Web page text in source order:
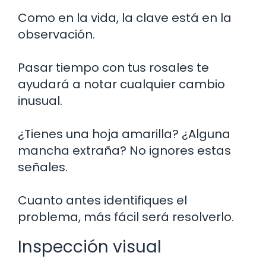
Como en la vida, la clave está en la
observación.
Pasar tiempo con tus rosales te
ayudará a notar cualquier cambio
inusual.
¿Tienes una hoja amarilla? ¿Alguna
mancha extraña? No ignores estas
señales.
Cuanto antes identifiques el
problema, más fácil será resolverlo.
Inspección visual